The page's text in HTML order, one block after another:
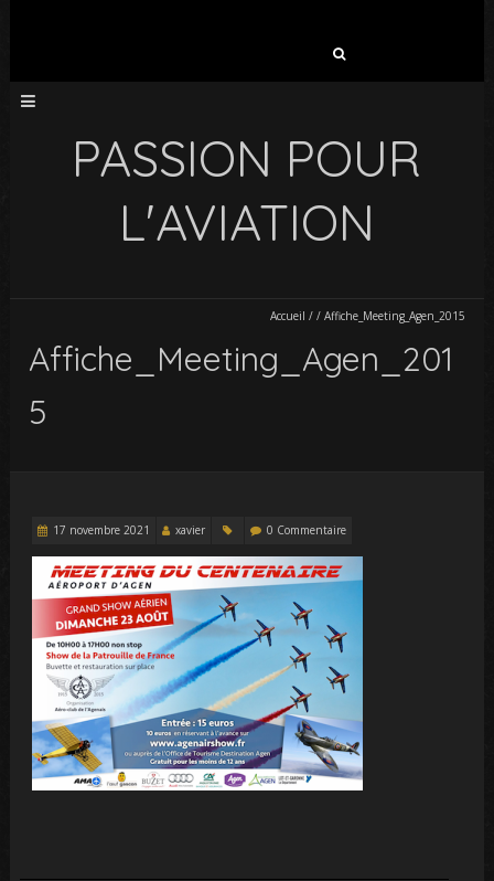
PASSION POUR
L'AVIATION
Accueil / / Affiche_Meeting_Agen_2015
Affiche_Meeting_Agen_201
5
17 novembre 2021 xavier 0 Commentaire